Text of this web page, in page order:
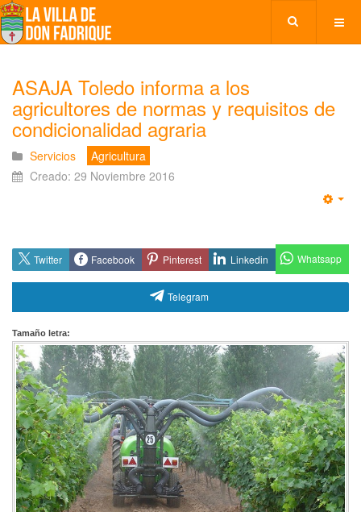
ASAJA Toledo informa a los
agricultores de normas y requisitos de
condicionalidad agraria
Servicios
Agricultura
Creado: 29 Noviembre 2016
Twitter Facebook Pinterest Linkedin Whatsapp
Telegram
Tamaño letra: